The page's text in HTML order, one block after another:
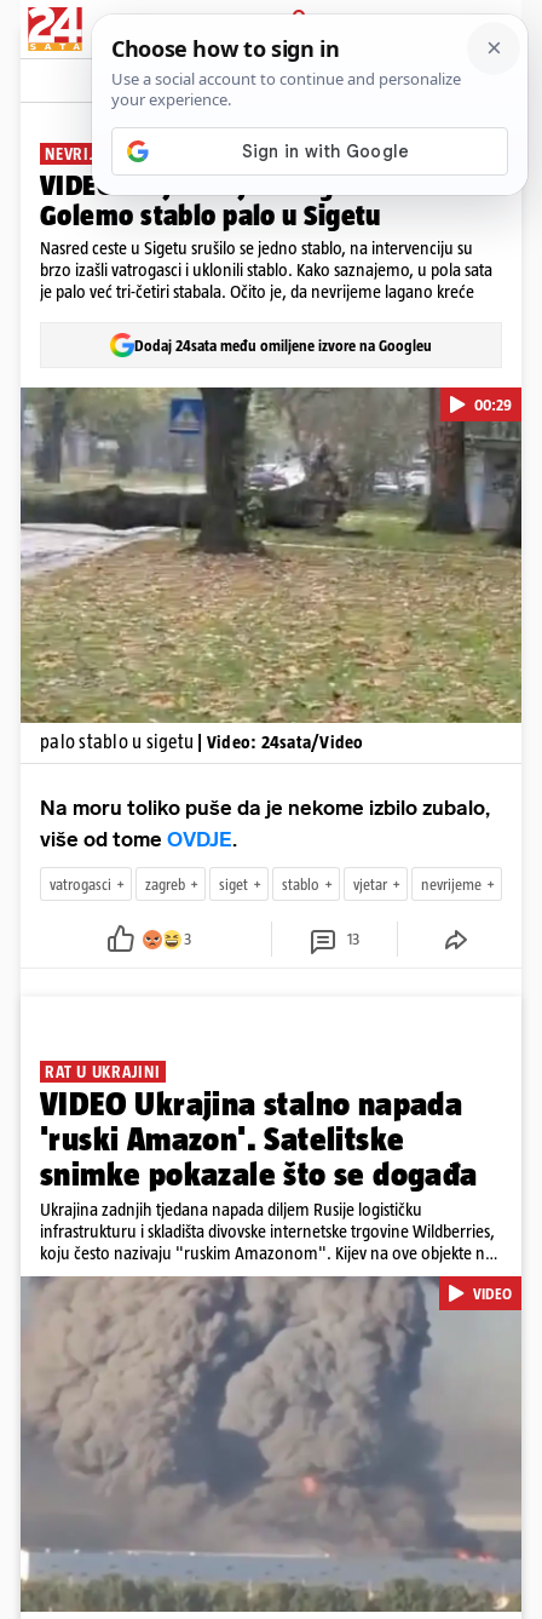
PRIJAVA
News Komentari
NEVRIJEME
VIDEO Oluja divlja u Zagrebu:
Golemo stablo palo u Sigetu
Nasred ceste u Sigetu srušilo se jedno stablo, na intervenciju su
brzo izašli vatrogasci i uklonili stablo. Kako saznajemo, u pola sata
je palo već tri-četiri stabala. Očito je, da nevrijeme lagano kreće
Dodaj 24sata među omiljene izvore na Googleu
Pokretanje videa...
00:29
palo stablo u sigetu | Video: 24sata/Video
Na moru toliko puše da je nekome izbilo zubalo,
više od tome OVDJE.
vatrogasci zagreb siget stablo vjetar nevrijeme
3 13
RAT U UKRAJINI
VIDEO Ukrajina stalno napada
'ruski Amazon'. Satelitske
snimke pokazale što se događa
Ukrajina zadnjih tjedana napada diljem Rusije logističku
infrastrukturu i skladišta divovske internetske trgovine Wildberries,
koju često nazivaju "ruskim Amazonom". Kijev na ove objekte ne
gleda samo kao na obična trgovačka skladišta, već tvrdi da ih ruske
snage koriste i za vojne potrebe, odnosno za skladištenje i
distribuciju dijelova za dronove i druge opreme koja se koristi u
ratu. S druge strane, napadi služe i kao izravan odgovor na ruska
bombardiranja ukrajinske poštanske i logističke infrastrukture te
kao način da se ekonomske posljedice rata prenesu dublje na ruski
teritorij i približe običnim građanima.
Pokretanje videa...
VIDEO